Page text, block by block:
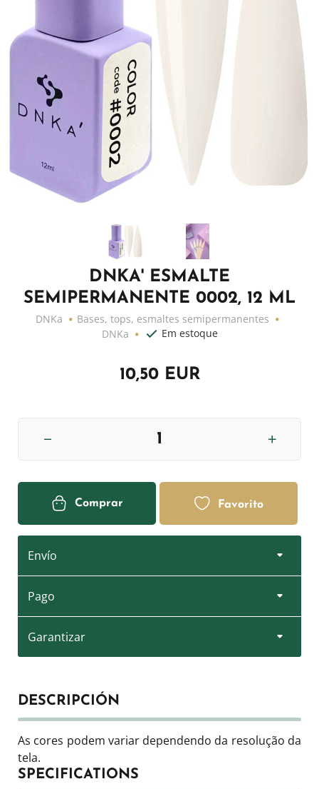
DNKA' ESMALTE
SEMIPERMANENTE 0002, 12 ML
DNKa
Bases, tops, esmaltes semipermanentes
DNKa
Em estoque
10,50 EUR
Comprar Favorito
Envío
Pago
Garantizar
DESCRIPCIÓN
As cores podem variar dependendo da resolução da
tela.
SPECIFICATIONS